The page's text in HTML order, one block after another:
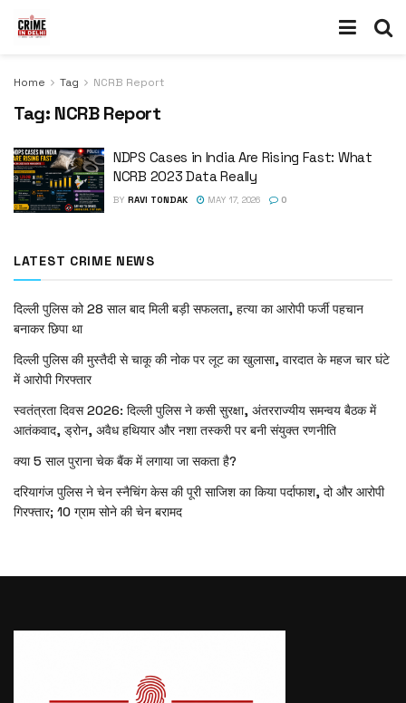
Home Tag NCRB Report
Tag: NCRB Report
NDPS Cases in India Are Rising Fast: What
NCRB 2023 Data Really
BY RAVI TONDAK MAY 17, 2026 0
LATEST CRIME NEWS
दिल्ली पुलिस को 28 साल बाद मिली बड़ी सफलता, हत्या का आरोपी फर्जी पहचान
बनाकर छिपा था
दिल्ली पुलिस की मुस्तैदी से चाकू की नोक पर लूट का खुलासा, वारदात के महज चार घंटे
में आरोपी गिरफ्तार
स्वतंत्रता दिवस 2026: दिल्ली पुलिस ने कसी सुरक्षा, अंतरराज्यीय समन्वय बैठक में
आतंकवाद, ड्रोन, अवैध हथियार और नशा तस्करी पर बनी संयुक्त रणनीति
क्या 5 साल पुराना चेक बैंक में लगाया जा सकता है?
दरियागंज पुलिस ने चेन स्नैचिंग केस की पूरी साजिश का किया पर्दाफाश, दो और आरोपी
गिरफ्तार; 10 ग्राम सोने की चेन बरामद